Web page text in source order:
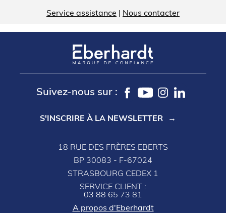
Service assistance Nous contacter
Suivez-nous sur :
S'INSCRIRE À LA NEWSLETTER
18 RUE DES FRÈRES EBERTS
BP 30083 - F-67024
STRASBOURG CEDEX 1
SERVICE CLIENT :
03 88 65 73 81
A propos d'Eberhardt